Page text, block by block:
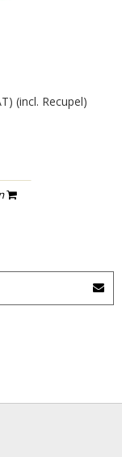
(incl. Recupel)